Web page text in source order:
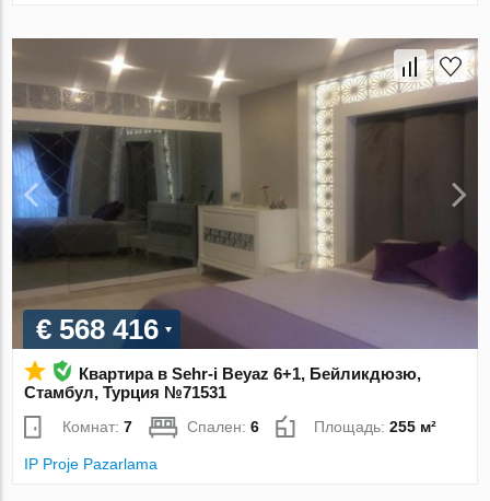
€ 568 416
Квартира в Sehr-i Beyaz 6+1, Бейликдюзю,
Стамбул, Турция №71531
Комнат:7 Спален:6 Площадь:255 м²
IP Proje Pazarlama